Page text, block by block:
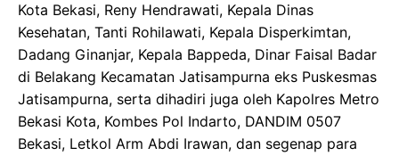
Kota Bekasi, Reny Hendrawati, Kepala Dinas
Kesehatan, Tanti Rohilawati, Kepala Disperkimtan,
Dadang Ginanjar, Kepala Bappeda, Dinar Faisal Badar
di Belakang Kecamatan Jatisampurna eks Puskesmas
Jatisampurna, serta dihadiri juga oleh Kapolres Metro
Bekasi Kota, Kombes Pol Indarto, DANDIM 0507
Bekasi, Letkol Arm Abdi Irawan, dan segenap para